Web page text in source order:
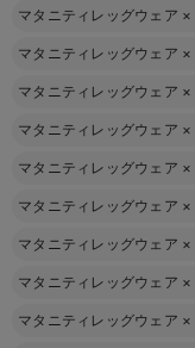
マタニティレッグウェア ×
マタニティレッグウェア ×
マタニティレッグウェア ×
マタニティレッグウェア ×
マタニティレッグウェア ×
マタニティレッグウェア ×
マタニティレッグウェア ×
マタニティレッグウェア ×
マタニティレッグウェア ×